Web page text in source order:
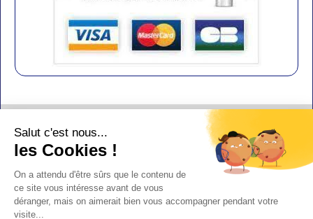
Mentions légales
Salut c'est nous...
les Cookies !
On a attendu d'être sûrs que le contenu de
ce site vous intéresse avant de vous
déranger, mais on aimerait bien vous accompagner pendant votre
visite...